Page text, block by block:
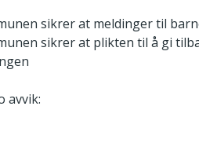
sikrer at meldinger til
sikrer at plikten til å gi
avvik: